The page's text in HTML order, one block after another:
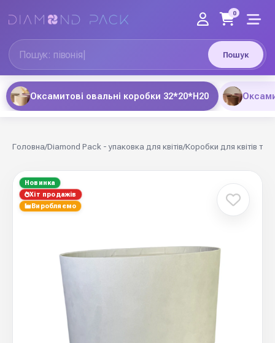
Пошук
0
Оксамитові овальні коробки 32*20*Н20
Головна/Diamond Pack - упаковка для квітів/Коробки для квітів та
Новинка
Хіт продажів
Виробляємо